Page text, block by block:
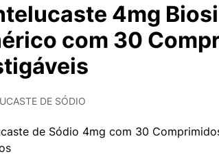
4mg
com 30
DE SÓDIO
de Sódio 4mg com 30